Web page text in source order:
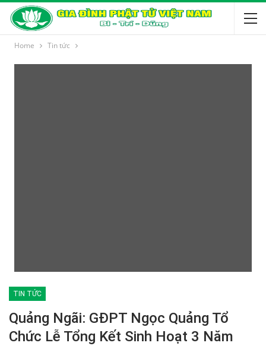
Home Tin tức
TIN TỨC
Quảng Ngãi: GĐPT Ngọc Quảng Tổ
Chức Lễ Tổng Kết Sinh Hoạt 3 Năm